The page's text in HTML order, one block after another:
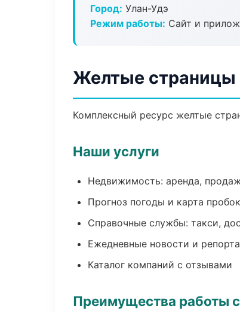
Город: Улан-Удэ
Режим работы: Сайт и
Желтые страницы
Комплексный ресурс желтые
Наши услуги
Недвижимость: аренда,
Прогноз погоды и карта пробок
Справочные службы: такси,
Ежедневные новости и
Каталог компаний с отзывами
Преимущества работы